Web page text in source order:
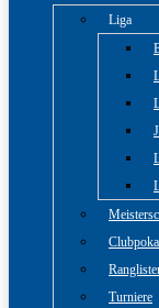
Liga
Turniere